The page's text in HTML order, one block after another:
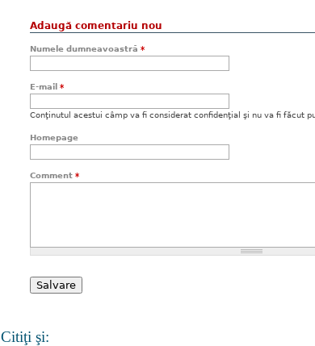
Adaugă comentariu nou
Numele dumneavoastră *
E-mail *
Conţinutul acestui câmp va fi considerat confidenţial şi nu va fi făcut
Homepage
Comment *
Citiţi şi: